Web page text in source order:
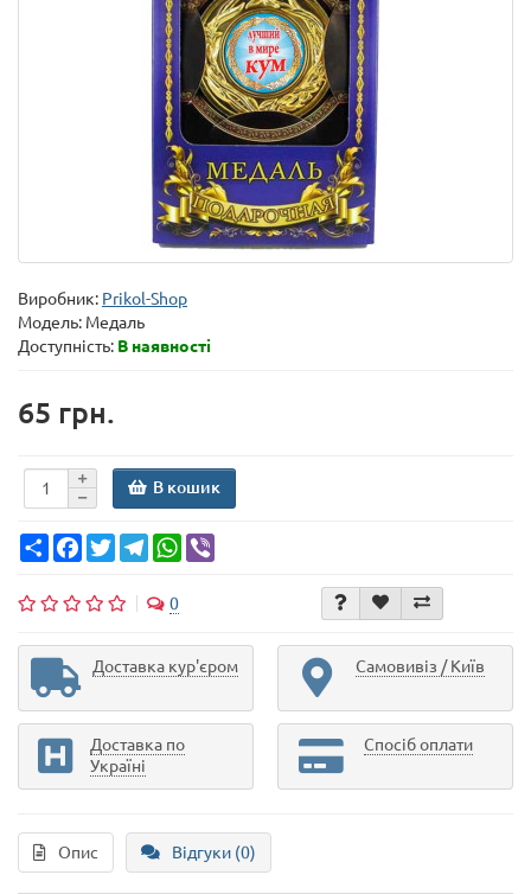
Виробник: Prikol-Shop
Модель: Медаль
Доступність: В наявності
65 грн.
В кошик
Share FacebookTwitterTelegramWhatsApp
0
Доставка кур'єром Самовивіз / Київ
Доставка по
Україні
Спосіб оплати
Опис Відгуки (0)